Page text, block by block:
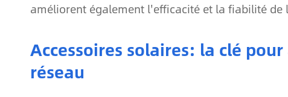
améliorent également l'efficacité et la fiabilité de
Accessoires solaires: la clé
réseau